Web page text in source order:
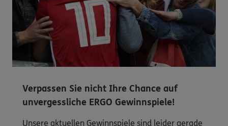
Verpassen Sie nicht Ihre Chance auf
unvergessliche ERGO Gewinnspiele!
Unsere aktuellen Gewinnspiele sind leider gerade